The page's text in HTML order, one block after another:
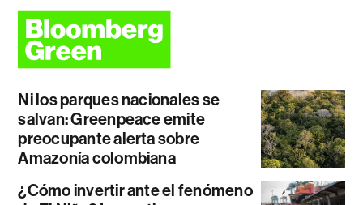
Ni los parques nacionales se
salvan: Greenpeace emite
preocupante alerta sobre
Amazonía colombiana
¿Cómo invertir ante el fenómeno